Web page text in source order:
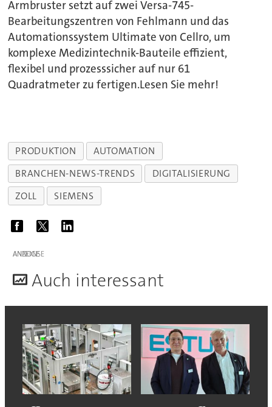
Armbruster setzt auf zwei Versa-745-
Bearbeitungszentren von Fehlmann und das
Automationssystem Ultimate von Cellro, um
komplexe Medizintechnik-Bauteile effizient,
flexibel und prozesssicher auf nur 61
Quadratmeter zu fertigen.Lesen Sie mehr!
PRODUKTION
AUTOMATION
BRANCHEN-NEWS-TRENDS
DIGITALISIERUNG
ZOLL
SIEMENS
ANZEIGE
Auch interessant